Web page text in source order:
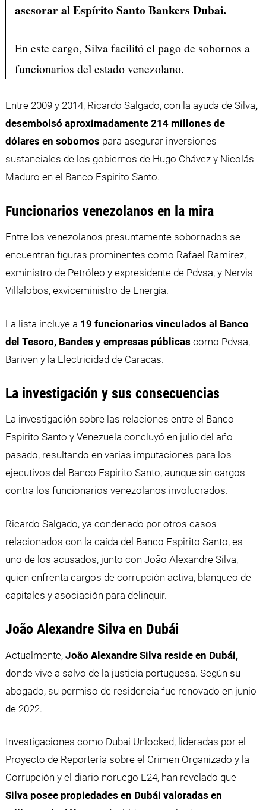
asesorar al Espírito Santo Bankers Dubai.
En este cargo, Silva facilitó el pago de sobornos a
funcionarios del estado venezolano.
Entre 2009 y 2014, Ricardo Salgado, con la ayuda de Silva,
desembolsó aproximadamente 214 millones de
dólares en sobornos para asegurar inversiones
sustanciales de los gobiernos de Hugo Chávez y Nicolás
Maduro en el Banco Espirito Santo.
Funcionarios venezolanos en la mira
Entre los venezolanos presuntamente sobornados se
encuentran figuras prominentes como Rafael Ramírez,
exministro de Petróleo y expresidente de Pdvsa, y Nervis
Villalobos, exviceministro de Energía.
La lista incluye a 19 funcionarios vinculados al Banco
del Tesoro, Bandes y empresas públicas como Pdvsa,
Bariven y la Electricidad de Caracas.
La investigación y sus consecuencias
La investigación sobre las relaciones entre el Banco
Espirito Santo y Venezuela concluyó en julio del año
pasado, resultando en varias imputaciones para los
ejecutivos del Banco Espirito Santo, aunque sin cargos
contra los funcionarios venezolanos involucrados.
Ricardo Salgado, ya condenado por otros casos
relacionados con la caída del Banco Espirito Santo, es
uno de los acusados, junto con João Alexandre Silva,
quien enfrenta cargos de corrupción activa, blanqueo de
capitales y asociación para delinquir.
João Alexandre Silva en Dubái
Actualmente, João Alexandre Silva reside en Dubái,
donde vive a salvo de la justicia portuguesa. Según su
abogado, su permiso de residencia fue renovado en junio
de 2022.
Investigaciones como Dubai Unlocked, lideradas por el
Proyecto de Reportería sobre el Crimen Organizado y la
Corrupción y el diario noruego E24, han revelado que
Silva posee propiedades en Dubái valoradas en